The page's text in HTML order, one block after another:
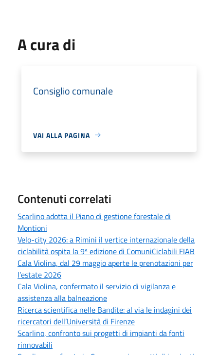
A cura di
Consiglio comunale
VAI ALLA PAGINA
Contenuti correlati
Scarlino adotta il Piano di gestione forestale di
Montioni
Velo-city 2026: a Rimini il vertice internazionale della
ciclabilità ospita la 9ª edizione di ComuniCiclabili FIAB
Cala Violina, dal 29 maggio aperte le prenotazioni per
l’estate 2026
Cala Violina, confermato il servizio di vigilanza e
assistenza alla balneazione
Ricerca scientifica nelle Bandite: al via le indagini dei
ricercatori dell’Università di Firenze
Scarlino, confronto sui progetti di impianti da fonti
rinnovabili